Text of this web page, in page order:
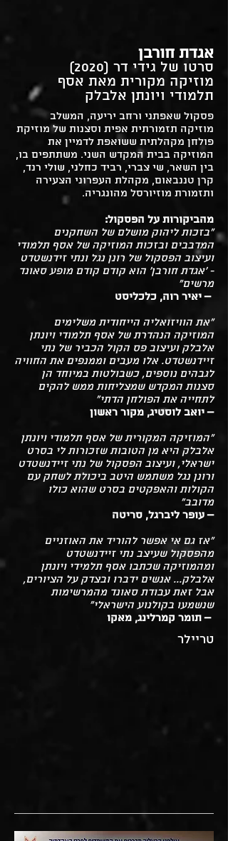
אגדת חורבן
סרטו של גידי דר (2020)
מוזיקה מקורית מאת אסף
תלמודי ויונתן אלבלק
פסקול שאפתני ורחב יריעה, המשלב
מוזיקה תזמורתית אפית וסצנות של מוזיקת
פולחן מקהלתית ששואפת לדמיין את
המוזיקה בבית המקדש השני. משתתפים בו,
בין השאר, שי צברי, רביד כחלני, שולי רנד,
קרן טננבאום, מקהלת העפרוני הצעירה
ותזמורת מוזיורסל מהונגריה.
מהביקורות על הפסקול:
"בזכות ליהוק מושלם של השחקנים
המדבבים ובזכות המוזיקה של אסף תלמודי
ועיצוב הפסקול של רונן נגל ונתי זידנשטדט
- 'אגדת חורבן' הוא קודם קודם מופע סאונד
מרשים"
– יאיר רוה, כלכליסט
"את הוויזואליה הייחודית משלימים
המוזיקה הנהדרת של אסף תלמודי ויונתן
אלבלק ועיצוב פס הקול הכביר של נתי
זיידנשטדט. אלו מעבים וממנפים את החוויה
לגבהים נוספים, כשבולטות במיוחד הן
סצנות המקדש שמצליחות ממש להקים
לתחייה את הפולחן הדתי"
– יואב לוסטיג, מקור ראשון
"המוזיקה המקורית של אסף תלמודי ויונתן
אלבלק היא מן הטובות שזכורות לי בסרט
ישראלי, ועיצוב הפסקול של נתי זיידנשטדט
ורונן נגל משתמש היטב ביכולת לשחק עם
הקולות והאפקטים בסרט שהוא כולו
מדובב"
– עופר ליברגל, סריטה
"אז גם אי אפשר להוריד את האוזניים
מהפסקול שעיצב נתי זיידנשטדט
ומהמוזיקה שכתבו אסף תלמידי ויונתן
אלבלק... אנשים ידברו ובצדק על הציורים,
אבל זאת עבודת סאונד מהמרשימות
שנשמעו בקולנוע הישראלי"
– תומר קמרלינג, מאקו
טריילר